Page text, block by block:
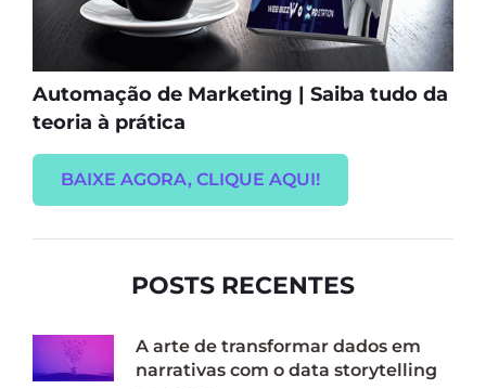
Automação de Marketing | Saiba tudo da
teoria à prática
BAIXE AGORA, CLIQUE AQUI!
POSTS RECENTES
A arte de transformar dados em
narrativas com o data storytelling